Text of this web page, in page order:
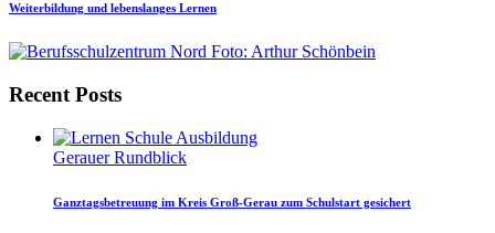
Weiterbildung und lebenslanges Lernen
Recent Posts
Gerauer Rundblick
Ganztagsbetreuung im Kreis Groß-Gerau zum Schulstart gesichert